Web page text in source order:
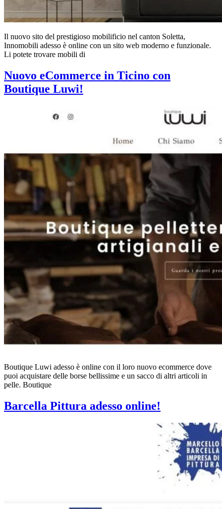
Il nuovo sito del prestigioso mobilificio nel canton Soletta,
Innomobili adesso è online con un sito web moderno e funzionale.
Li potete trovare mobili di
Nuovo eCommerce in Ticino con
Boutique Luwi!
Boutique Luwi adesso è online con il loro nuovo ecommerce dove
puoi acquistare delle borse bellissime e un sacco di altri articoli in
pelle. Boutique
Barcella Pittura adesso online!